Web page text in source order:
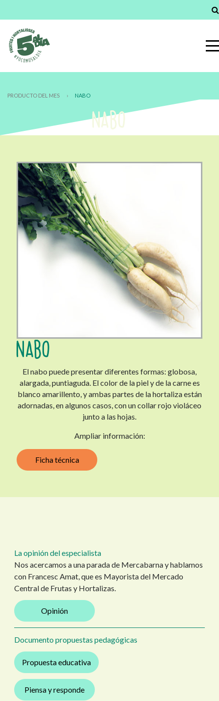
PRODUCTO DEL MES › NABO
NABO
NABO
El nabo puede presentar diferentes formas: globosa,
alargada, puntiaguda. El color de la piel y de la carne es
blanco amarillento, y ambas partes de la hortaliza están
adornadas, en algunos casos, con un collar rojo violáceo
junto a las hojas.
Ampliar información:
Ficha técnica
La opinión del especialista
Nos acercamos a una parada de Mercabarna y hablamos
con Francesc Amat, que es Mayorista del Mercado
Central de Frutas y Hortalizas.
Opinión
Documento propuestas pedagógicas
Propuesta educativa
Piensa y responde